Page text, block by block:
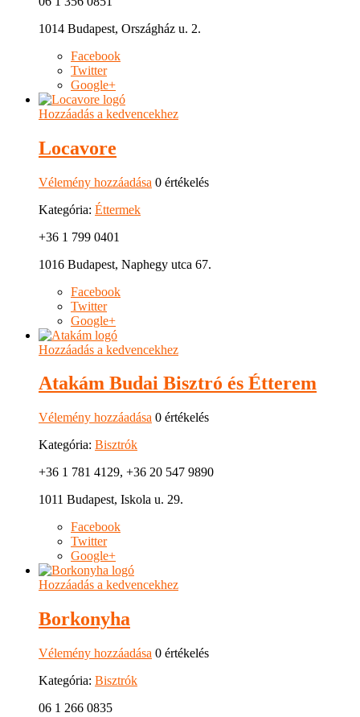
1014 Budapest, Országház u. 2.
Facebook
Twitter
Google+
Hozzáadás a kedvencekhez
Locavore
Vélemény hozzáadása 0 értékelés
Kategória: Éttermek
+36 1 799 0401
1016 Budapest, Naphegy utca 67.
Facebook
Twitter
Google+
Hozzáadás a kedvencekhez
Atakám Budai Bisztró és Étterem
Vélemény hozzáadása 0 értékelés
Kategória: Bisztrók
+36 1 781 4129, +36 20 547 9890
1011 Budapest, Iskola u. 29.
Facebook
Twitter
Google+
Hozzáadás a kedvencekhez
Borkonyha
Vélemény hozzáadása 0 értékelés
Kategória: Bisztrók
06 1 266 0835